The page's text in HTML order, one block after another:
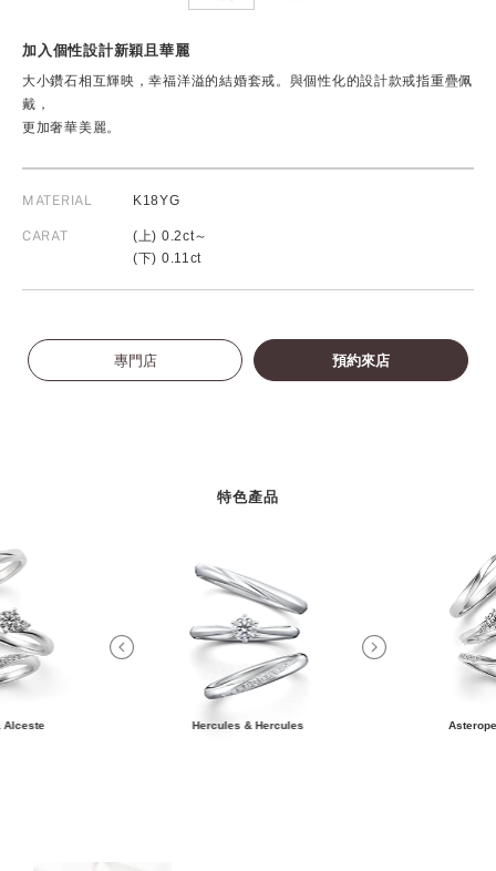
加入個性設計新穎且華麗
大小鑽石相互輝映，幸福洋溢的結婚套戒。與個性化的設計款戒指重疊佩
戴，
更加奢華美麗。
MATERIAL K18YG
CARAT
(上) 0.2ct～
(下) 0.11ct
專門店 預約來店
特色產品
Alceste Hercules & Hercules